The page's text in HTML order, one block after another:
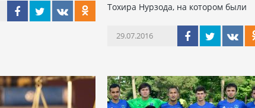
Тохира Нурзода, на котором были
29.07.2016